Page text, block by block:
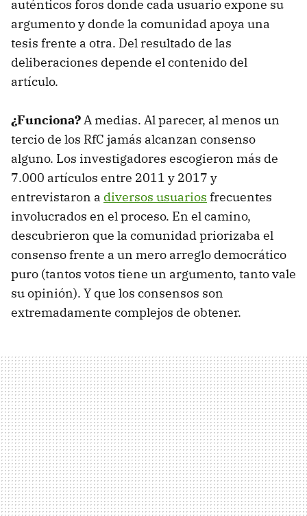
auténticos foros donde cada usuario expone su
argumento y donde la comunidad apoya una
tesis frente a otra. Del resultado de las
deliberaciones depende el contenido del
artículo.
¿Funciona?A medias. Al parecer, al menos un
tercio de los RfC jamás alcanzan consenso
alguno. Los investigadores escogieron más de
7.000 artículos entre 2011 y 2017 y
entrevistaron a diversos usuarios frecuentes
involucrados en el proceso. En el camino,
descubrieron que la comunidad priorizaba el
consenso frente a un mero arreglo democrático
puro (tantos votos tiene un argumento, tanto vale
su opinión). Y que los consensos son
extremadamente complejos de obtener.